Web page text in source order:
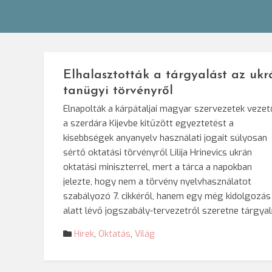
Elhalasztották a tárgyalást az
tanügyi törvényről
Elnapolták a kárpátaljai magyar szervezetek
a szerdára Kijevbe kitűzött egyeztetést a
kisebbségek anyanyelv használati jogait súlyosan
sértő oktatási törvényről Lilija Hrinevics ukrán
oktatási miniszterrel, mert a tárca a napokban
jelezte, hogy nem a törvény nyelvhasználatot
szabályozó 7. cikkéről, hanem egy még kidolgozás
alatt lévő jogszabály-tervezetről szeretne
Hírek, Oktatás, Világ